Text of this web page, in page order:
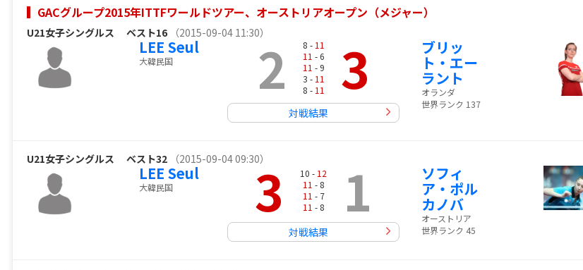
GACグループ2015年ITTFワールドツアー、オーストリアオープン（メジャー）
U21女子シングルス ベスト16 （2015-09-04 11:30）
LEE Seul
大韓民国 2 8 - 11
11 - 6
11 - 9
3 - 11
8 - 11 3
対戦結果
ブリッ
ト・エー
ラント
オランダ
世界ランク 137
U21女子シングルス ベスト32 （2015-09-04 09:30）
LEE Seul
大韓民国 3 10 - 12
11 - 8
11 - 7
11 - 8 1
対戦結果
ソフィ
ア・ポル
カノバ
オーストリア
世界ランク 45